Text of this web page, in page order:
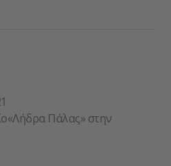
Πάλας» στην